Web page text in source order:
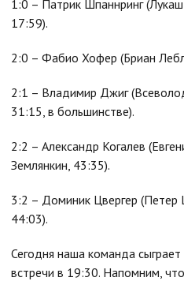
1:0 – Патрик Шпаннринг
17:59).
2:0 – Фабио Хофер (Бриан
2:1 – Владимир Джиг
31:15, в большинстве).
2:2 – Александр Когалев
Землянкин, 43:35).
3:2 – Доминик Цвергер
44:03).
Сегодня наша команда
встречи в 19:30. Напомним,